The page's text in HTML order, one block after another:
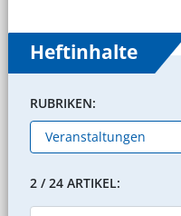
Heftinhalte
RUBRIKEN:
2 / 24 ARTIKEL: